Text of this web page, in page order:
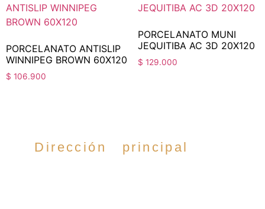
PORCELANATO ANTISLIP
WINNIPEG BROWN 60X120
$ 106.900
PORCELANATO MUNI
JEQUITIBA AC 3D 20X120
$ 129.000
Dirección principal